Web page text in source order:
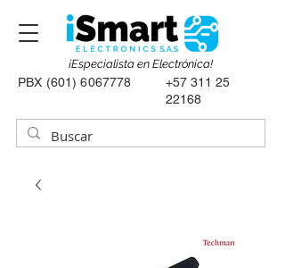
PBX (601) 6067778
+57 311 25
22168
¡Especialista en Electrónica!